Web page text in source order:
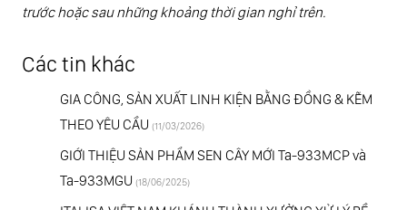
trước hoặc sau những khoảng thời gian nghỉ trên.
Các tin khác
GIA CÔNG, SẢN XUẤT LINH KIỆN BẰNG ĐỒNG & KẼM
THEO YÊU CẦU (11/03/2026)
GIỚI THIỆU SẢN PHẨM SEN CÂY MỚI Ta-933MCP và
Ta-933MGU (18/06/2025)